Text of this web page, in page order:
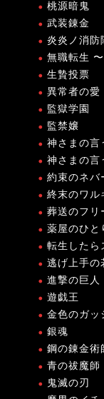
桃源暗鬼
武装錬金
炎炎ノ消防
無職転生
生贄投票
異常者の愛
監獄学園
監禁嬢
神さまの言
神さまの言
約束のネバ
終末のワル
葬送のフリ
薬屋のひと
転生したら
逃げ上手の
進撃の巨人
遊戯王
金色のガッ
銀魂
鋼の錬金術
青の祓魔師
鬼滅の刃